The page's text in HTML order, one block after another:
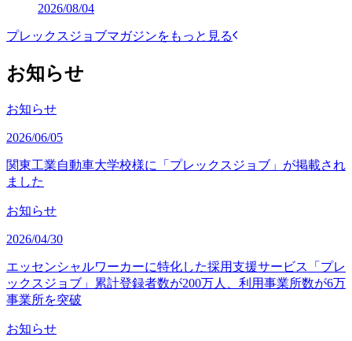
2026/08/04
プレックスジョブマガジンをもっと見る
お知らせ
お知らせ
2026/06/05
関東工業自動車大学校様に「プレックスジョブ」が掲載され
ました
お知らせ
2026/04/30
エッセンシャルワーカーに特化した採用支援サービス「プレ
ックスジョブ」累計登録者数が200万人、利用事業所数が6万
事業所を突破
お知らせ